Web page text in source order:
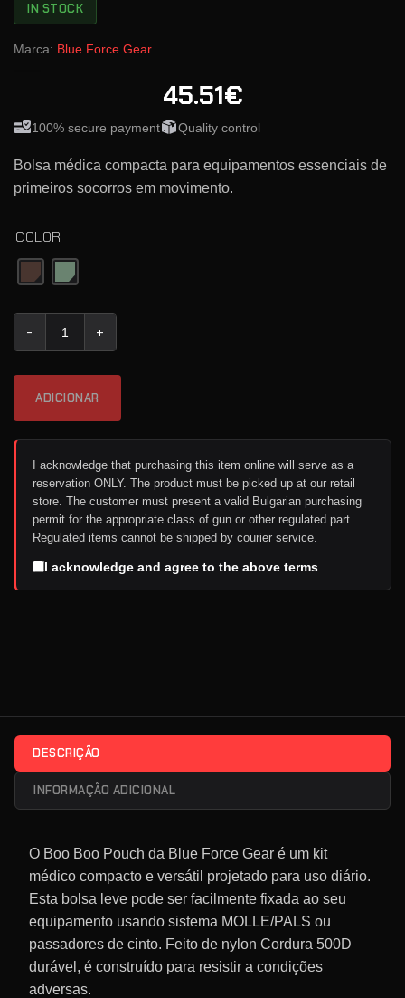
IN STOCK
Marca: Blue Force Gear
45.51€
100% secure payment Quality control
Bolsa médica compacta para equipamentos essenciais de
primeiros socorros em movimento.
COLOR
ADICIONAR
I acknowledge that purchasing this item online will serve as a
reservation ONLY. The product must be picked up at our retail
store. The customer must present a valid Bulgarian purchasing
permit for the appropriate class of gun or other regulated part.
Regulated items cannot be shipped by courier service.
I acknowledge and agree to the above terms
DESCRIÇÃO
INFORMAÇÃO ADICIONAL
O Boo Boo Pouch da Blue Force Gear é um kit
médico compacto e versátil projetado para uso diário.
Esta bolsa leve pode ser facilmente fixada ao seu
equipamento usando sistema MOLLE/PALS ou
passadores de cinto. Feito de nylon Cordura 500D
durável, é construído para resistir a condições
adversas.